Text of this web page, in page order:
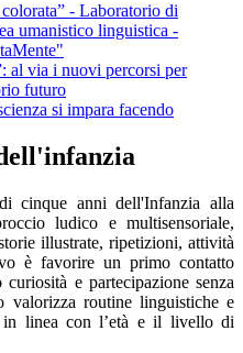
- Laboratorio di
umanistico linguistica -
al via i nuovi percorsi per
futuro
si impara facendo
cinque anni dell'Infanzia alla
ludico e multisensoriale,
illustrate, ripetizioni, attività
è favorire un primo contatto
e partecipazione senza
valorizza routine linguistiche e
in linea con l’età e il livello di